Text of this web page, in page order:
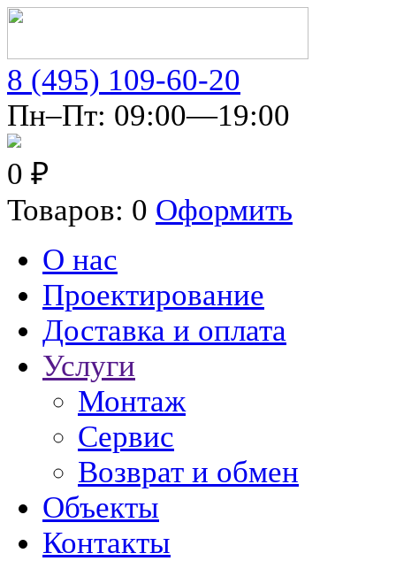
8 (495) 109-60-20
Пн–Пт: 09:00—19:00
0 ₽
Товаров: 0 Оформить
О нас
Проектирование
Доставка и оплата
Услуги
Монтаж
Сервис
Возврат и обмен
Объекты
Контакты